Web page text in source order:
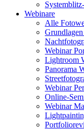
Webinare
Alle
Webinar
Lightroom
Panorama
Webinar
Online-
Webinar